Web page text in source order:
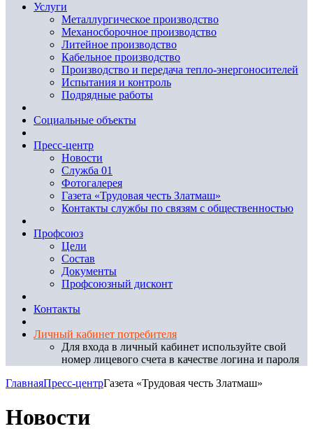
Услуги
Металлургическое производство
Механосборочное производство
Литейное производство
Кабельное производство
Производство и передача тепло-энергоносителей
Испытания и контроль
Подрядные работы
Социальные объекты
Пресс-центр
Новости
Служба 01
Фотогалерея
Газета «Трудовая честь Златмаш»
Контакты службы по связям с общественностью
Профсоюз
Цели
Состав
Документы
Профсоюзный дисконт
Контакты
Личный кабинет потребителя
Для входа в личный кабинет используйте свой
номер лицевого счета в качестве логина и пароля
ГлавнаяПресс-центрГазета «Трудовая честь Златмаш»
Новости